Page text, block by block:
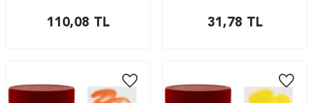
110,08 TL 31,78 TL